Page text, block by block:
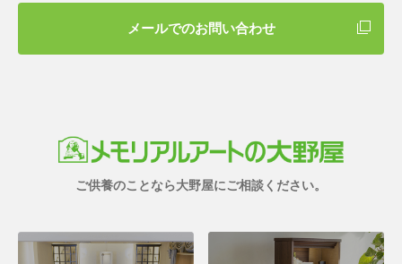
メールでのお問い合わせ
ご供養のことなら大野屋にご相談ください。